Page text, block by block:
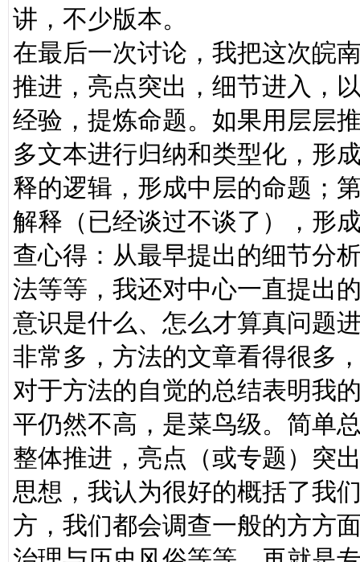
讲，不少版本。
在最后一次讨论，我把这次皖
推进，亮点突出，细节进入，
经验，提炼命题。如果用层层
多文本进行归纳和类型化，形
释的逻辑，形成中层的命题；
解释（已经谈过不谈了），形
查心得：从最早提出的细节分
法等等，我还对中心一直提出
意识是什么、怎么才算真问题
非常多，方法的文章看得很多
对于方法的自觉的总结表明我
平仍然不高，是菜鸟级。简单
整体推进，亮点（或专题）突
思想，我认为很好的概括了我
方，我们都会调查一般的方方